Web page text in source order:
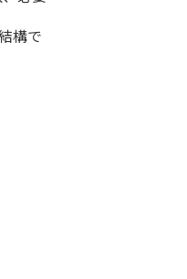
構で